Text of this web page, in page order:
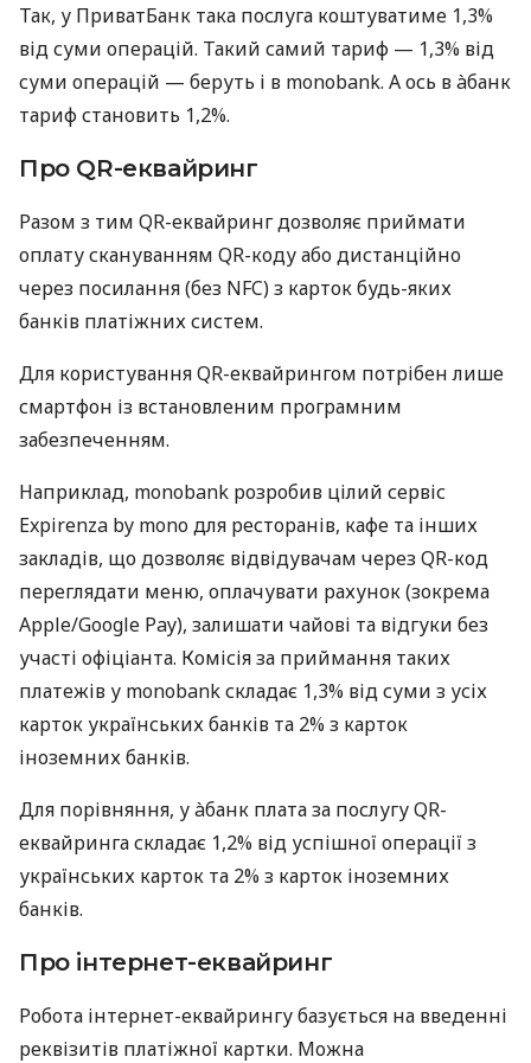
Так, у ПриватБанк така послуга коштуватиме 1,3%
від суми операцій. Такий самий тариф — 1,3% від
суми операцій — беруть і в monobank. А ось в àбанк
тариф становить 1,2%.
Про QR-еквайринг
Разом з тим QR-еквайринг дозволяє приймати
оплату скануванням QR-коду або дистанційно
через посилання (без NFC) з карток будь-яких
банків платіжних систем.
Для користування QR-еквайрингом потрібен лише
смартфон із встановленим програмним
забезпеченням.
Наприклад, monobank розробив цілий сервіс
Expirenza by mono для ресторанів, кафе та інших
закладів, що дозволяє відвідувачам через QR-код
переглядати меню, оплачувати рахунок (зокрема
Apple/Google Pay), залишати чайові та відгуки без
участі офіціанта. Комісія за приймання таких
платежів у monobank складає 1,3% від суми з усіх
карток українських банків та 2% з карток
іноземних банків.
Для порівняння, у àбанк плата за послугу QR-
еквайринга складає 1,2% від успішної операції з
українських карток та 2% з карток іноземних
банків.
Про інтернет-еквайринг
Робота інтернет-еквайрингу базується на введенні
реквізитів платіжної картки. Можна